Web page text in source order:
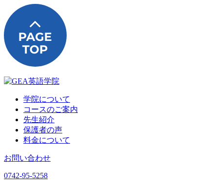
学院について
コースのご案内
先生紹介
保護者の声
料金について
お問い合わせ
0742-95-5258